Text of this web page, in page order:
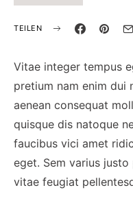
TEILEN
Vitae integer tempus
pretium nam enim dui
aenean consequat
quisque dis natoque
faucibus vici amet
eget. Sem varius
vitae feugiat